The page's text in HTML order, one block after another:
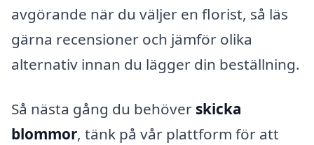
avgörande när du väljer en florist, så läs
gärna recensioner och jämför olika
alternativ innan du lägger din beställning.
Så nästa gång du behöver skicka
blommor, tänk på vår plattform för att